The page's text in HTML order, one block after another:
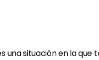
una situación en la